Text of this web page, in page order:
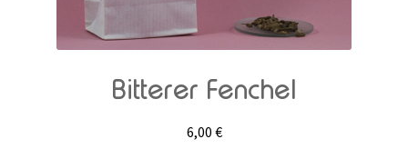
Bitterer Fenchel
6,00 €